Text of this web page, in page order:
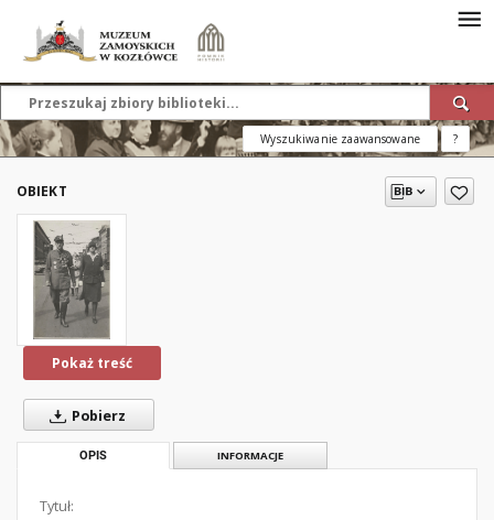
Wyszukiwanie zaawansowane ?
OBIEKT
Pokaż treść
Pobierz
OPIS INFORMACJE
Tytuł: